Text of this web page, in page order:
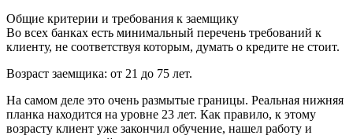
Общие критерии и требования к заемщику
Во всех банках есть минимальный перечень требований к
клиенту, не соответствуя которым, думать о кредите не стоит.
Возраст заемщика: от 21 до 75 лет.
На самом деле это очень размытые границы. Реальная нижняя
планка находится на уровне 23 лет. Как правило, к этому
возрасту клиент уже закончил обучение, нашел работу и